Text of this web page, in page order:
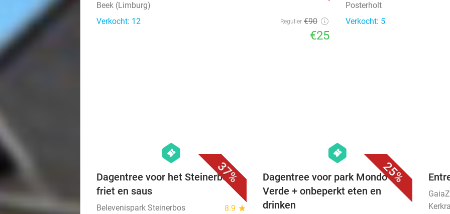
Beek (Limburg)
Verkocht: 12
Regulier €90
€25
Posterholt
Verkocht: 5
37%
hexagon
events
Dagentree voor het Steinerbos +
friet en saus
Belevenispark Steinerbos 8.9 star
25%
hexagon
events
Dagentree voor park Mondo
Verde + onbeperkt eten en
drinken